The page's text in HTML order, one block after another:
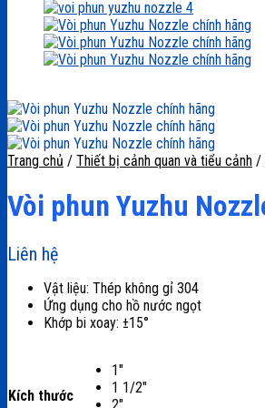
Trang chủ / Thiết bị cảnh quan và tiểu cảnh /
Vòi phun Yuzhu
Liên hệ
Vật liệu: Thép không gỉ 304
Ứng dụng cho hồ nước ngọt
Khớp bi xoay: ±15°
Kích thước
1"
1 1/2"